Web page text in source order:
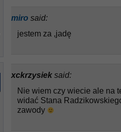
miro said:
jestem za ,jadę
xckrzysiek said:
Nie wiem czy wiecie ale na
widać Stana
zawody